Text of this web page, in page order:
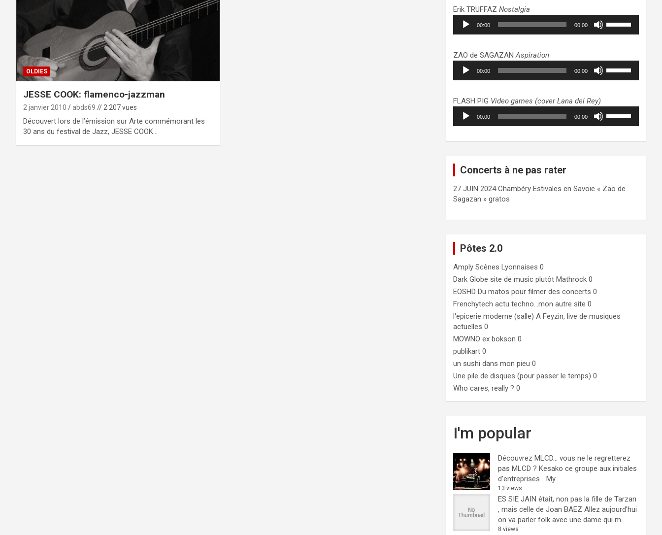
OLDIES
JESSE COOK: flamenco-jazzman
2 janvier 2010 abds69 // 2 207 vues
Découvert lors de l’émission sur Arte commémorant les
30 ans du festival de Jazz, JESSE COOK…
pour
augmenter
ou
volume.
Erik TRUFFAZNostalgia
Lecteur
audio
00:00 00:00
pour
augmenter
ou
volume.
ZAO de SAGAZANAspiration
Lecteur
audio
00:00 00:00
pour
augmenter
ou
FLASH PIG Video games (cover Lana del Rey)
Lecteur
audio
00:00 00:00
haut/bas
le
Concerts à ne pas rater
27 JUIN 2024 Chambéry Estivales en Savoie « Zao de
Sagazan » gratos
Pôtes 2.0
Amply Scènes Lyonnaises 0
Dark Globe site de music plutôt Mathrock 0
EOSHD Du matos pour filmer des concerts 0
Frenchytech actu techno…mon autre site 0
l'epicerie moderne (salle) A Feyzin, live de musiques
actuelles 0
MOWNO ex bokson 0
publikart 0
un sushi dans mon pieu 0
Une pile de disques (pour passer le temps) 0
Who cares, really ? 0
I'm popular
Découvrez MLCD… vous ne le regretterez
pas MLCD ? Kesako ce groupe aux initiales
d’entreprises… My...
13 views
ES SIE JAIN était, non pas la fille de Tarzan
, mais celle de Joan BAEZ Allez aujourd'hui
on va parler folk avec une dame qui m...
8 views